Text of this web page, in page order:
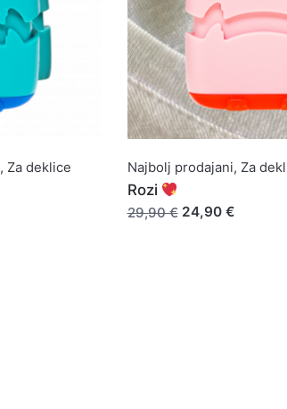
, Za deklice Najbolj prodajani, Za
Rozi
29,90 €24,90 €